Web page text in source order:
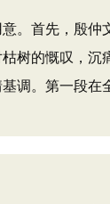
首先，殷仲
树的慨叹，沉
调。第一段在